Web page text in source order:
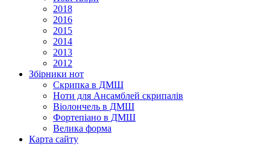
2018
2016
2015
2014
2013
2012
Збірники нот
Скрипка в ДМШ
Ноти для Ансамблей скрипалів
Віолончель в ДМШ
Фортепіано в ДМШ
Велика форма
Карта сайту